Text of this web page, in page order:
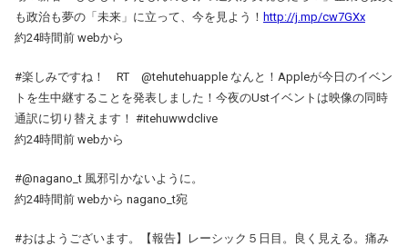
も政治も夢の「未来」に立って、今を見よう！ http://j.mp/cw7GXx
約24時間前 webから
#楽しみですね！ RT @tehutehuapple なんと！Appleが今日のイベン
トを生中継することを発表しました！今夜のUstイベントは映像の同時
通訳に切り替えます！ #itehuwwdclive
約24時間前 webから
#@nagano_t 風邪引かないように。
約24時間前 webから nagano_t宛
#おはようございます。【報告】レーシック５日目。良く見える。痛み